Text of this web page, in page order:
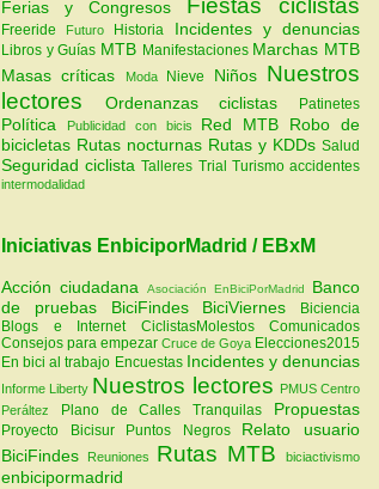
Ferias y Congresos Fiestas ciclistas
Freeride Futuro Historia Incidentes y denuncias
Libros y Guías MTB Manifestaciones Marchas MTB
Masas críticas
Moda Nieve Niños Nuestros
lectores
Ordenanzas ciclistas Patinetes
Política Publicidad con bicis Red MTB Robo de
bicicletas Rutas nocturnas Rutas y KDDs Salud
Seguridad ciclistaTalleres Trial Turismoaccidentes
intermodalidad
Iniciativas EnbiciporMadrid / EBxM
Acción ciudadana Asociación EnBiciPorMadrid
Banco
de pruebas
BiciFindes BiciViernes
Biciencia
Blogs e Internet
CiclistasMolestos
Comunicados
Consejos para empezar Cruce de Goya Elecciones2015
En bici al trabajo Encuestas Incidentes y denuncias
Informe Liberty Nuestros lectores
PMUS Centro
Peráltez
Plano de Calles Tranquilas Propuestas
Proyecto Bicisur Puntos Negros
Relato usuario
BiciFindes
Reuniones Rutas MTB biciactivismo
enbicipormadrid